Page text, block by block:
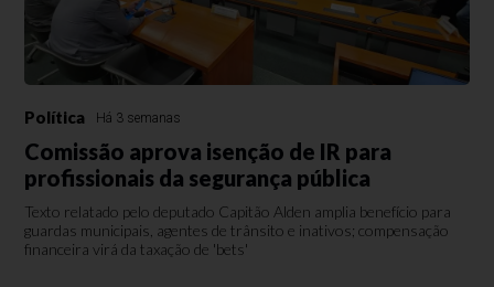
Política Há 3 semanas
Comissão aprova isenção de IR para
profissionais da segurança pública
Texto relatado pelo deputado Capitão Alden amplia benefício para
guardas municipais, agentes de trânsito e inativos; compensação
financeira virá da taxação de 'bets'